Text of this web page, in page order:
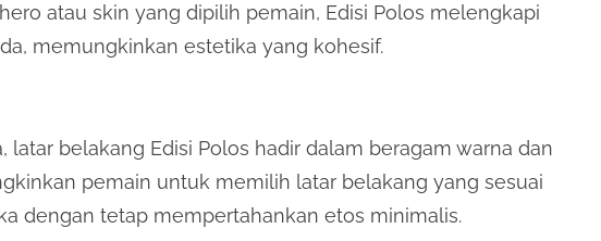
atau skin yang dipilih pemain, Edisi Polos melengkapi
memungkinkan estetika yang kohesif.
latar belakang Edisi Polos hadir dalam beragam warna dan
pemain untuk memilih latar belakang yang sesuai
dengan tetap mempertahankan etos minimalis.